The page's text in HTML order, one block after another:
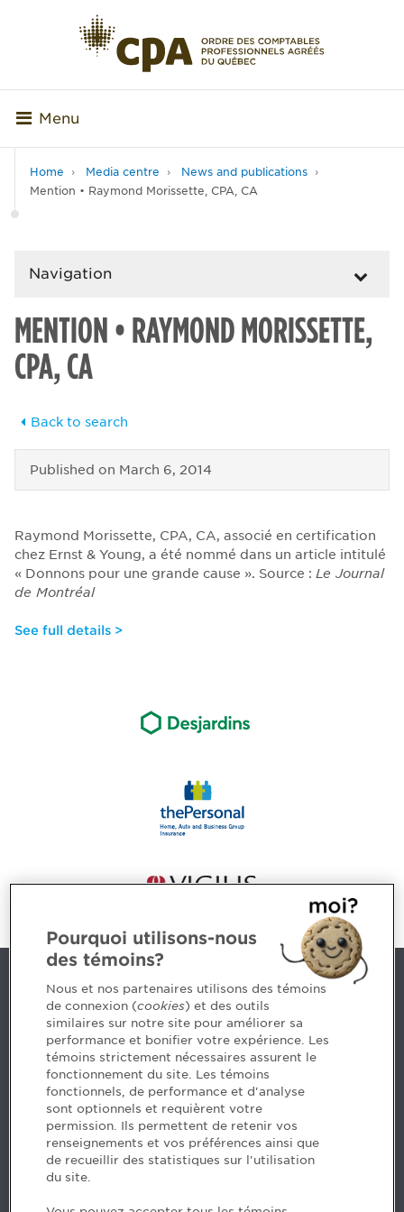
Menu
Home Media centre
News and publications
Mention • Raymond Morissette, CPA, CA
Navigation
MENTION • RAYMOND MORISSETTE,
CPA, CA
Back to search
Published on March 6, 2014
Raymond Morissette, CPA, CA, associé en certification
chez Ernst & Young, a été nommé dans un article intitulé
« Donnons pour une grande cause ». Source : Le Journal
de Montréal
See full details >
Contact us
5, Place Ville Marie, bureau 800, Montréal (Québec)
H3B 2G2
www.cpaquebec.ca
Questions? Ask our team >
Want to make the Order a part of your career? See
our job offers >
Pourquoi utilisons-nous
des témoins?
Nous et nos partenaires utilisons des témoins
de connexion (cookies) et des outils
similaires sur notre site pour améliorer sa
performance et bonifier votre expérience. Les
témoins strictement nécessaires assurent le
fonctionnement du site. Les témoins
fonctionnels, de performance et d'analyse
sont optionnels et requièrent votre
permission. Ils permettent de retenir vos
renseignements et vos préférences ainsi que
de recueillir des statistiques sur l'utilisation
du site.